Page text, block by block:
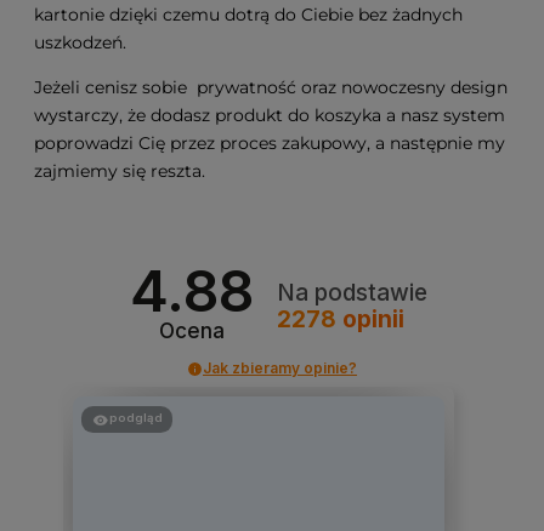
kartonie dzięki czemu dotrą do Ciebie bez żadnych
uszkodzeń.
Jeżeli cenisz sobie prywatność oraz nowoczesny design
wystarczy, że dodasz produkt do koszyka a nasz system
poprowadzi Cię przez proces zakupowy, a następnie my
zajmiemy się reszta.
4.88
Ocena
Na podstawie
2278 opinii
Jak zbieramy opinie?
podgląd